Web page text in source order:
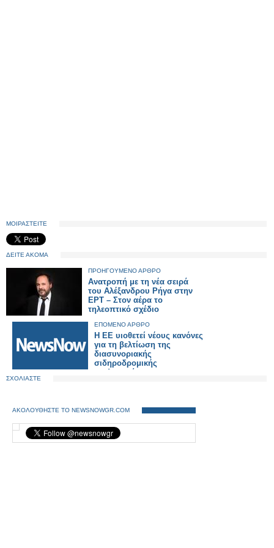
ΜΟΙΡΑΣΤΕΙΤΕ
ΔΕΙΤΕ ΑΚΟΜΑ
ΠΡΟΗΓΟΥΜΕΝΟ ΑΡΘΡΟ
Ανατροπή με τη νέα σειρά
του Αλέξανδρου Ρήγα στην
ΕΡΤ – Στον αέρα το
τηλεοπτικό σχέδιο
ΕΠΟΜΕΝΟ ΑΡΘΡΟ
Η ΕΕ υιοθετεί νέους κανόνες
για τη βελτίωση της
διασυνοριακής
σιδηροδρομικής
κυκλοφορίας.
ΣΧΟΛΙΑΣΤΕ
ΑΚΟΛΟΥΘΗΣΤΕ ΤΟ NEWSNOWGR.COM